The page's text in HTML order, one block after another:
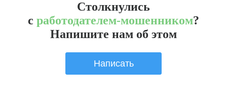
Столкнулись
с работодателем-мошенником?
Напишите нам об этом
Написать